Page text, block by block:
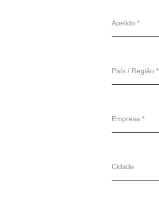
Apelido *
País / Região *
Empresa *
Cidade